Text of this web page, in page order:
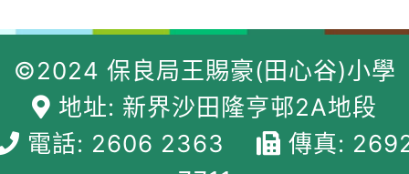
©2024 保良局王賜豪(田心谷)小學
地址: 新界沙田隆亨邨2A地段
電話: 2606 2363
傳真: